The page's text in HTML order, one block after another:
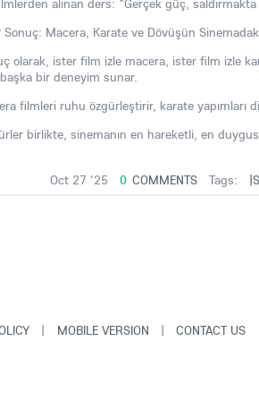
alınan ders: "Gerçek güç,
Sonuç: Macera, Karate ve Dövüşün
olarak, ister film izle macera, ister film izle
bir deneyim sunar.
filmleri ruhu özgürleştirir, karate yapımları
birlikte, sinemanın en hareketli, en
Oct 27 '25 0 COMMENTS Tags:
| MOBILE VERSION | CONTACT US